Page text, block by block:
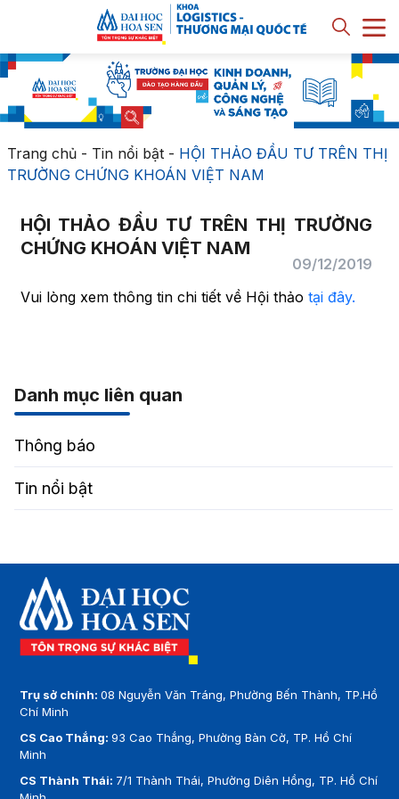
Trang chủ- Tin nổi bật- HỘI THẢO ĐẦU TƯ TRÊN THỊ
TRƯỜNG CHỨNG KHOÁN VIỆT NAM
HỘI THẢO ĐẦU TƯ TRÊN THỊ TRƯỜNG
CHỨNG KHOÁN VIỆT NAM
09/12/2019
Vui lòng xem thông tin chi tiết về Hội thảo tại đây.
Danh mục liên quan
Thông báo
Tin nổi bật
Trụ sở chính:08 Nguyễn Văn Tráng, Phường Bến Thành, TP.Hồ
Chí Minh
CS Cao Thắng:93 Cao Thắng, Phường Bàn Cờ, TP. Hồ Chí
Minh
CS Thành Thái: 7/1 Thành Thái, Phường Diên Hồng, TP. Hồ Chí